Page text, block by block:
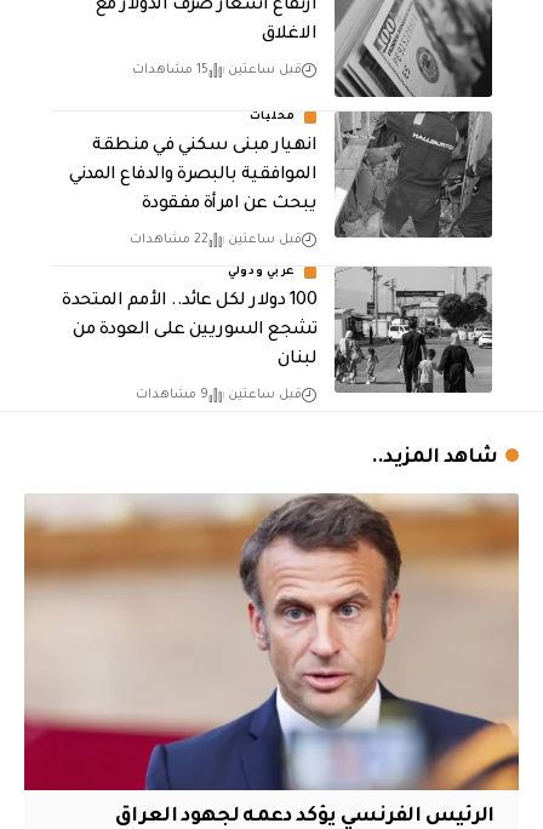
ارتفاع اسعار صرف الدولار مع
الاغلاق
قبل ساعتين 15 مشاهدات
محليات
انهيار مبنى سكني في منطقة
الموافقية بالبصرة والدفاع المدني
يبحث عن امرأة مفقودة
قبل ساعتين 22 مشاهدات
عربي ودولي
100 دولار لكل عائد.. الأمم المتحدة
تشجع السوريين على العودة من
لبنان
قبل ساعتين 9 مشاهدات
شاهد المزيد..
الرئيس الفرنسي يؤكد دعمه لجهود العراق